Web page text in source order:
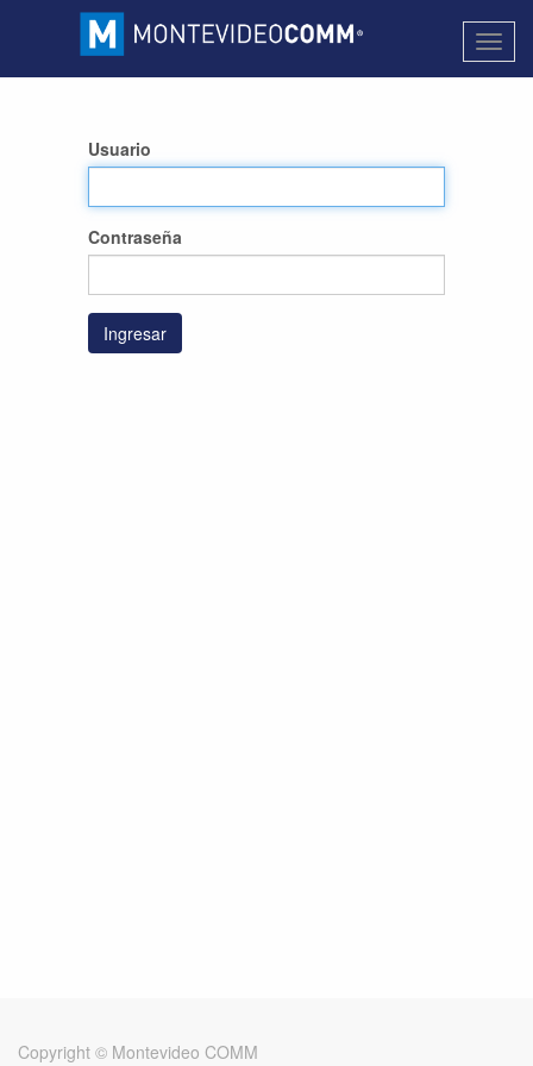
Usuario
Contraseña
Ingresar
Copyright © Montevideo COMM